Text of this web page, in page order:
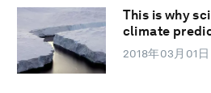
This is why
climate
2018年03月01日